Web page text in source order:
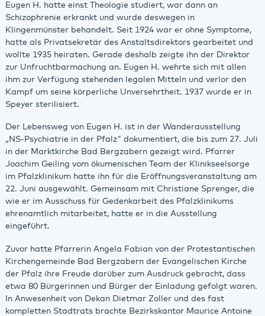
Eugen H. hatte einst Theologie studiert, war dann an
Schizophrenie erkrankt und wurde deswegen in
Klingenmünster behandelt. Seit 1924 war er ohne Symptome,
hatte als Privatsekretär des Anstaltsdirektors gearbeitet und
wollte 1935 heiraten. Gerade deshalb zeigte ihn der Direktor
zur Unfruchtbarmachung an. Eugen H. wehrte sich mit allen
ihm zur Verfügung stehenden legalen Mitteln und verlor den
Kampf um seine körperliche Unversehrtheit. 1937 wurde er in
Speyer sterilisiert.
Der Lebensweg von Eugen H. ist in der Wanderausstellung
„NS-Psychiatrie in der Pfalz" dokumentiert, die bis zum 27. Juli
in der Marktkirche Bad Bergzabern gezeigt wird. Pfarrer
Joachim Geiling vom ökumenischen Team der Klinikseelsorge
im Pfalzklinikum hatte ihn für die Eröffnungsveranstaltung am
22. Juni ausgewählt. Gemeinsam mit Christiane Sprenger, die
wie er im Ausschuss für Gedenkarbeit des Pfalzklinikums
ehrenamtlich mitarbeitet, hatte er in die Ausstellung
eingeführt.
Zuvor hatte Pfarrerin Angela Fabian von der Protestantischen
Kirchengemeinde Bad Bergzabern der Evangelischen Kirche
der Pfalz ihre Freude darüber zum Ausdruck gebracht, dass
etwa 80 Bürgerinnen und Bürger der Einladung gefolgt waren.
In Anwesenheit von Dekan Dietmar Zoller und des fast
kompletten Stadtrats brachte Bezirkskantor Maurice Antoine